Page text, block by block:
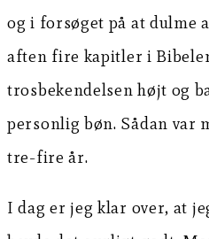
og i forsøget på at dulme
aften fire kapitler i
trosbekendelsen højt og
personlig bøn. Sådan var
tre-fire år.
I dag er jeg klar over, at